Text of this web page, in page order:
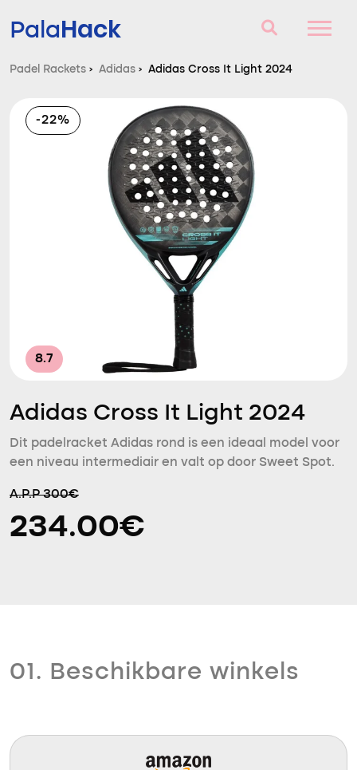
PalaHack
Vragen en antwoorden
Vergelijker
Padel Rackets › Adidas › Adidas Cross It Light 2024
-22%
8.7
Adidas Cross It Light 2024
Dit padelracket Adidas rond is een ideaal model voor
een niveau intermediair en valt op door Sweet Spot.
A.P.P 300€
234.00€
01. Beschikbare winkels